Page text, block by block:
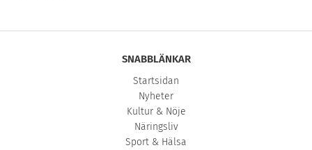
SNABBLÄNKAR
Startsidan
Nyheter
Kultur & Nöje
Näringsliv
Sport & Hälsa